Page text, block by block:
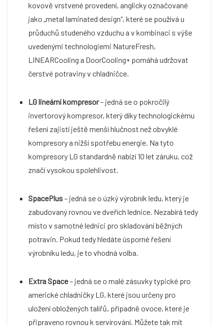
kovově vrstvené provedení, anglicky označované
jako „metal laminated design“, které se používá u
průduchů studeného vzduchu a v kombinaci s výše
uvedenými technologiemi NatureFresh,
LINEARCooling a DoorCooling+ pomáhá udržovat
čerstvé potraviny v chladničce.
LG lineární kompresor– jedná se o pokročilý
invertorový kompresor, který díky technologickému
řešení zajistí ještě menší hlučnost než obvyklé
kompresory a nižší spotřebu energie. Na tyto
kompresory LG standardně nabízí 10 let záruku, což
značí vysokou spolehlivost.
SpacePlus– jedná se o úzký výrobník ledu, který je
zabudovaný rovnou ve dveřích lednice. Nezabírá tedy
místo v samotné lednici pro skladování běžných
potravin. Pokud tedy hledáte úsporné řešení
výrobníku ledu, je to vhodná volba.
Extra Space– jedná se o malé zásuvky typické pro
americké chladničky LG, které jsou určeny pro
uložení obložených talířů, případně ovoce, které je
připraveno rovnou k servírování. Můžete tak mít